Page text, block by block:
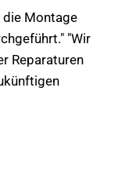
die Montage
"Wir
Reparaturen